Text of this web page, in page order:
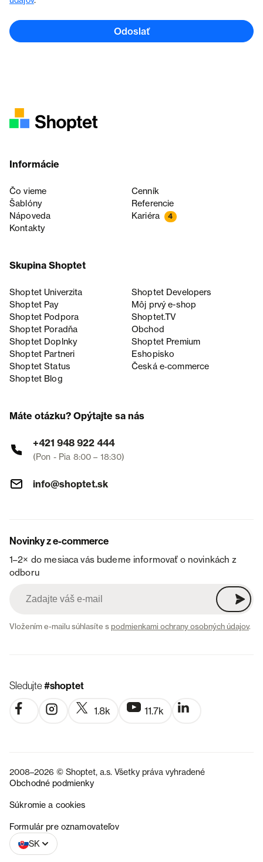
Odoslať
Informácie
Čo vieme
Cenník
Šablóny
Referencie
Nápoveda
Kariéra 4
Kontakty
Skupina Shoptet
Shoptet Univerzita
Shoptet Developers
Shoptet Pay
Môj prvý e-shop
Shoptet Podpora
Shoptet.TV
Shoptet Poradňa
Obchod
Shoptet Doplnky
Shoptet Premium
Shoptet Partneri
Eshopisko
Shoptet Status
Česká e‑commerce
Shoptet Blog
Máte otázku? Opýtajte sa nás
+421 948 922 444
(Pon - Pia 8:00 – 18:30)
info@shoptet.sk
Novinky z e-commerce
1–2× do mesiaca vás budeme informovať o novinkách z
odboru
Vložením e-mailu súhlasíte spodmienkami ochrany osobných údajov.
Sledujte#shoptet
1.8k 11.7k
2008–2026 © Shoptet, a.s. Všetky práva vyhradené
Obchodné podmienky
Súkromie a cookies
Formulár pre oznamovateľov
SK